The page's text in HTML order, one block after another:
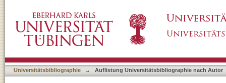
Universitätsbibliographie → Auflistung Universitätsbibliographie nach Autor